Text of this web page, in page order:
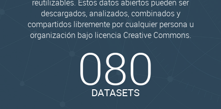
reutilizables. Estos datos abiertos pueden ser
descargados, analizados, combinados y
compartidos libremente por cualquier persona u
organización bajo licencia Creative Commons.
080
DATASETS